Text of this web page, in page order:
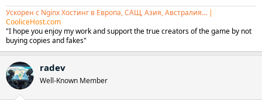
Ускорен с Nginx Хостинг в Европа, САЩ, Азия, Австралия... |
CooliceHost.com
"I hope you enjoy my work and support the true creators of the game by not
buying copies and fakes"
radev
Well-Known Member